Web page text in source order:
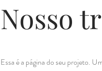
Nosso
Essa é a página do seu projeto.